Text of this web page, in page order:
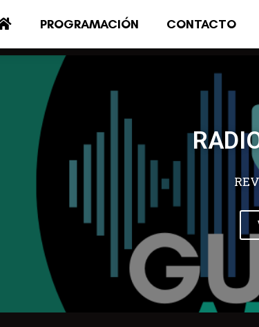
PROGRAMACIÓN CONTACTO